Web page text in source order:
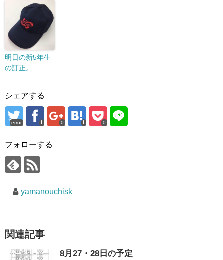
明日の新5年生
の訂正。
シェアする
error 0 0
フォローする
yamanouchisk
関連記事
8月27・28日の予定